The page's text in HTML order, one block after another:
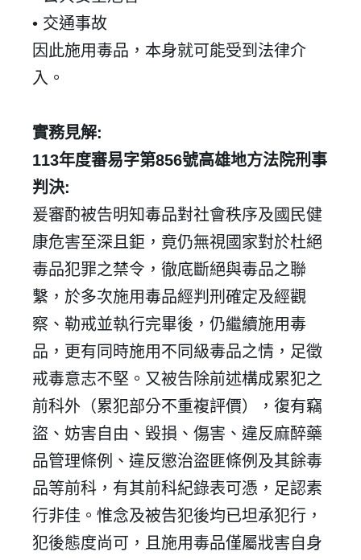
• 交通事故
因此施用毒品，本身就可能受到法律介
入。
實務見解:
113年度審易字第856號高雄地方法院刑事
判決:
爰審酌被告明知毒品對社會秩序及國民健
康危害至深且鉅，竟仍無視國家對於杜絕
毒品犯罪之禁令，徹底斷絕與毒品之聯
繫，於多次施用毒品經判刑確定及經觀
察、勒戒並執行完畢後，仍繼續施用毒
品，更有同時施用不同級毒品之情，足徵
戒毒意志不堅。又被告除前述構成累犯之
前科外（累犯部分不重複評價），復有竊
盜、妨害自由、毀損、傷害、違反麻醉藥
品管理條例、違反懲治盜匪條例及其餘毒
品等前科，有其前科紀錄表可憑，足認素
行非佳。惟念及被告犯後均已坦承犯行，
犯後態度尚可，且施用毒品僅屬戕害自身